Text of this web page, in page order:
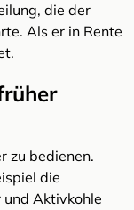
die der
Als er in Rente
zu bedienen.
die
Aktivkohle